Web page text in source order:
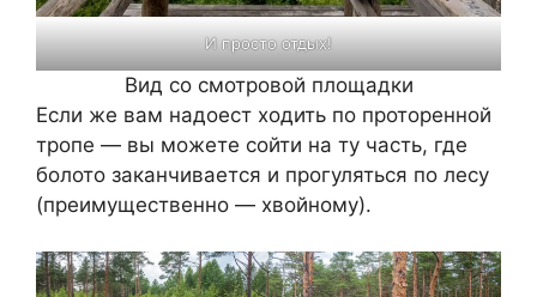
И просто отдых!
Вид со смотровой площадки
Если же вам надоест ходить по проторенной
тропе — вы можете сойти на ту часть, где
болото заканчивается и прогуляться по лесу
(преимущественно — хвойному).